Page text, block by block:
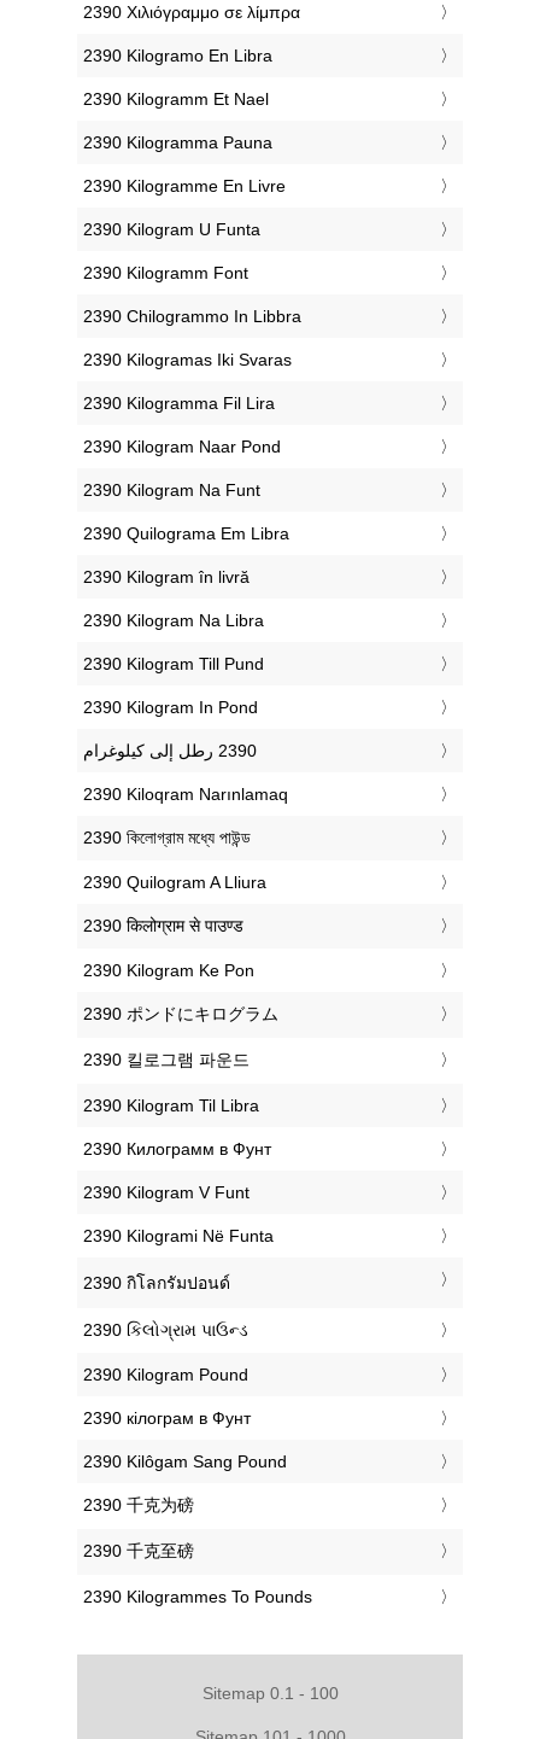
‎2390 Χιλιόγραμμο σε λίμπρα
‎2390 Kilogramo En Libra
‎2390 Kilogramm Et Nael
‎2390 Kilogramma Pauna
‎2390 Kilogramme En Livre
‎2390 Kilogram U Funta
‎2390 Kilogramm Font
‎2390 Chilogrammo In Libbra
‎2390 Kilogramas Iki Svaras
‎2390 Kilogramma Fil Lira
‎2390 Kilogram Naar Pond
‎2390 Kilogram Na Funt
‎2390 Quilograma Em Libra
‎2390 Kilogram în livră
‎2390 Kilogram Na Libra
‎2390 Kilogram Till Pund
‎2390 Kilogram In Pond
‎2390 Kiloqram Narınlamaq
‎2390 কিলোগ্রাম মধ্যে পাউন্ড
‎2390 Quilogram A Lliura
‎2390 किलोग्राम से पाउण्ड
‎2390 Kilogram Ke Pon
‎2390 ポンドにキログラム
‎2390 킬로그램 파운드
‎2390 Kilogram Til Libra
‎2390 Килограмм в Фунт
‎2390 Kilogram V Funt
‎2390 Kilogrami Në Funta
‎2390 กิโลกรัมปอนด์
‎2390 કિલોગ્રામ પાઉન્ડ
‎2390 Kilogram Pound
‎2390 кілограм в Фунт
‎2390 Kilôgam Sang Pound
‎2390 千克为磅
‎2390 千克至磅
‎2390 Kilogrammes To Pounds
Sitemap 0.1 - 100